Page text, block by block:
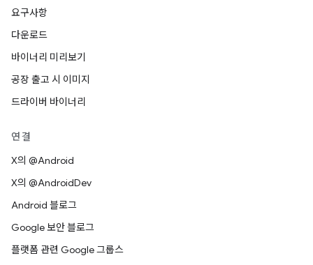
요구사항
다운로드
바이너리 미리보기
공장 출고 시 이미지
드라이버 바이너리
연결
X의 @Android
X의 @AndroidDev
Android 블로그
Google 보안 블로그
플랫폼 관련 Google 그룹스